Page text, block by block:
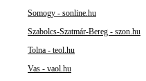
Somogy - sonline.hu
Szabolcs-Szatmár-Bereg - szon.hu
Tolna - teol.hu
Vas - vaol.hu